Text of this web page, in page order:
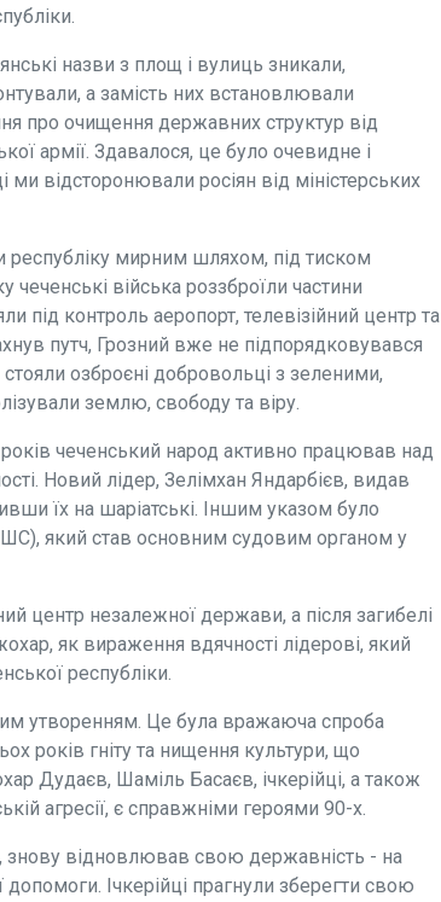
назви з площ і вулиць зникали,
а замість них встановлювали
про очищення державних структур від
армії. Здавалося, це було очевидне і
відсторонювали росіян від міністерських
республіку мирним шляхом, під тиском
війська роззброїли частини
під контроль аеропорт, телевізійний центр та
путч, Грозний вже не підпорядковувався
озброєні добровольці з зеленими,
землю, свободу та віру.
чеченський народ активно працював над
Новий лідер, Зелімхан Яндарбієв, видав
їх на шаріатські. Іншим указом було
який став основним судовим органом у
центр незалежної держави, а після загибелі
як вираження вдячності лідерові, який
республіки.
утворенням. Це була вражаюча спроба
років гніту та нищення культури, що
Дудаєв, Шаміль Басаєв, ічкерійці, а також
агресії, є справжніми героями 90-х.
знову відновлював свою державність - на
Ічкерійці прагнули зберегти свою